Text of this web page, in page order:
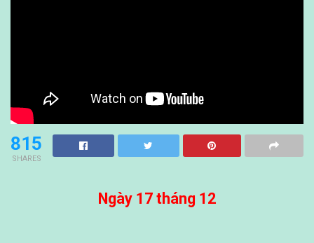
815
SHARES
Ngày 17 tháng 12